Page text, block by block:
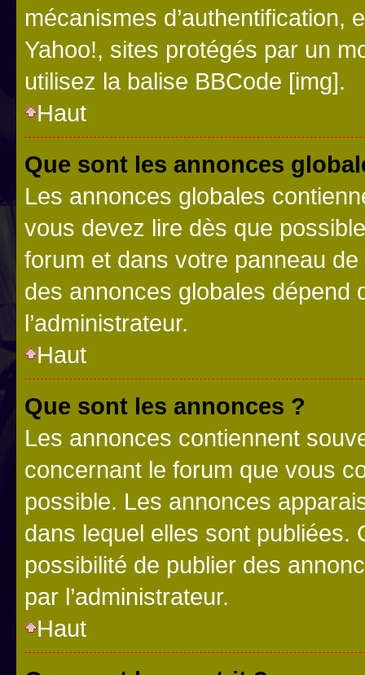
mécanismes d’authentification,
Yahoo!, sites protégés par un
utilisez la balise BBCode [img].
Haut
Que sont les annonces
Les annonces globales
vous devez lire dès que
forum et dans votre panneau
des annonces globales dépend
l’administrateur.
Haut
Que sont les annonces ?
Les annonces contiennent
concernant le forum que vous
possible. Les annonces
dans lequel elles sont publiées.
possibilité de publier des
par l’administrateur.
Haut